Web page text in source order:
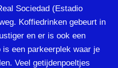
Sociedad (Estadio
Koffiedrinken gebeurt in
en er is ook een
een parkeerplek waar je
Veel getijdenpoeltjes